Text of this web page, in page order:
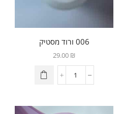
006 ורוד מסטיק
29.00 ₪